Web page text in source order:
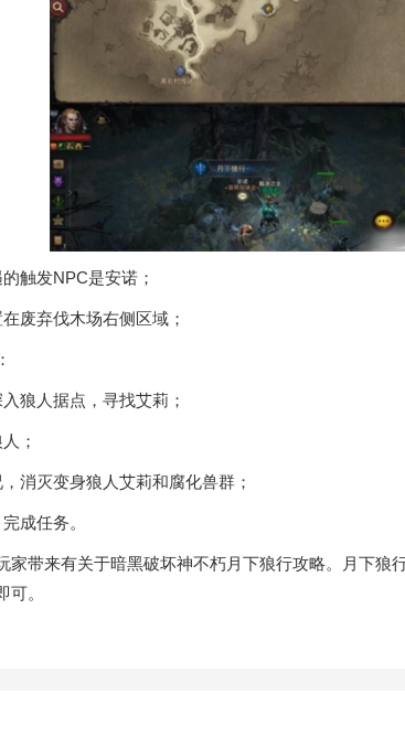
发NPC是安诺；
弃伐木场右侧区域；
人据点，寻找艾莉；
；
灭变身狼人艾莉和腐化兽群；
成任务。
带来有关于暗黑破坏神不朽月下狼行攻略。月下狼
可。